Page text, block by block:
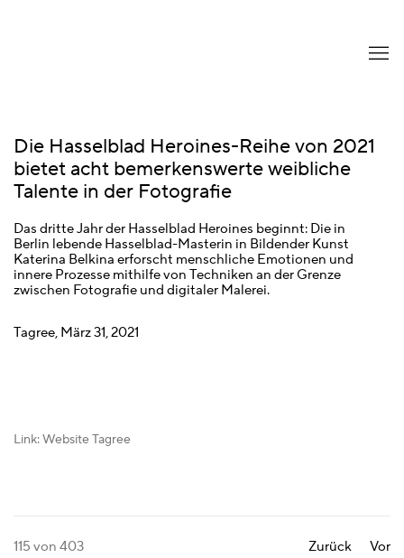
Die Hasselblad Heroines-Reihe von 2021
bietet acht bemerkenswerte weibliche
Talente in der Fotografie
Das dritte Jahr der Hasselblad Heroines beginnt: Die in
Berlin lebende Hasselblad-Masterin in Bildender Kunst
Katerina Belkina erforscht menschliche Emotionen und
innere Prozesse mithilfe von Techniken an der Grenze
zwischen Fotografie und digitaler Malerei.
Tagree, März 31, 2021
Link: Website Tagree
Zurück Vor
115 von 403